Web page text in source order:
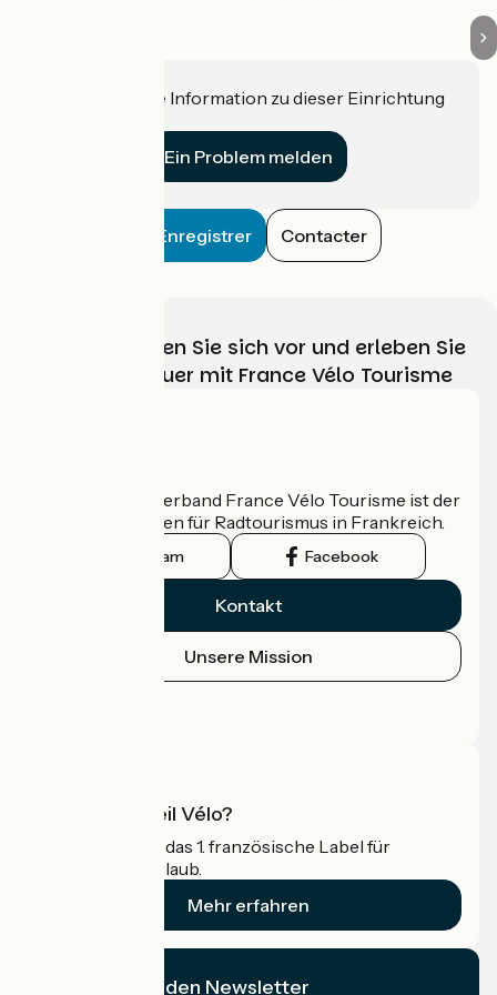
Haben Sie eine Information zu dieser Einrichtung
Ein Problem melden
Enregistrer Contacter
Wählen, bereiten Sie sich vor und erleben Sie
Ihr Radabenteuer mit France Vélo Tourisme
Der nationale Verband France Vélo Tourisme ist der
offizielle Leitfaden für Radtourismus in Frankreich.
Instagram Facebook
Kontakt
Unsere Mission
Was ist Accueil Vélo?
Accueil Vélo ist das 1. französische Label für
Radfahrer im Urlaub.
Mehr erfahren
Ich abonniere den Newsletter